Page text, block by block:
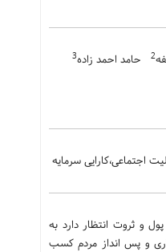
2 حامد احمد زاده3
اجتماعی،کارایی سرمایه
و ثروت انتظار دارد به
و پس انداز مردم کسب